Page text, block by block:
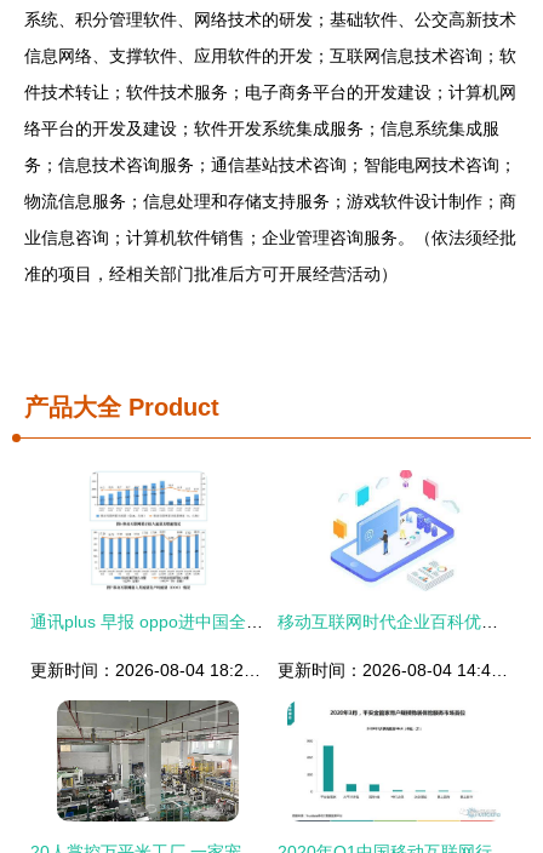
系统、积分管理软件、网络技术的研发；基础软件、公交高新技术
信息网络、支撑软件、应用软件的开发；互联网信息技术咨询；软
件技术转让；软件技术服务；电子商务平台的开发建设；计算机网
络平台的开发及建设；软件开发系统集成服务；信息系统集成服
务；信息技术咨询服务；通信基站技术咨询；智能电网技术咨询；
物流信息服务；信息处理和存储支持服务；游戏软件设计制作；商
业信息咨询；计算机软件销售；企业管理咨询服务。（依法须经批
准的项目，经相关部门批准后方可开展经营活动）
产品大全Product